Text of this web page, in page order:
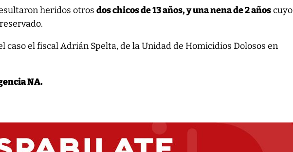
heridos otrosdos chicos de 13 años, y una nena de 2 añoscuyo
caso el fiscal Adrián Spelta, de la Unidad de Homicidios Dolosos en
NA.